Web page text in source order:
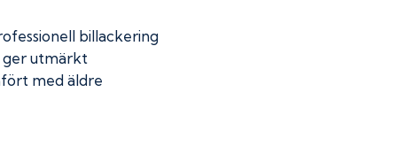
billackering
ger utmärkt
med äldre